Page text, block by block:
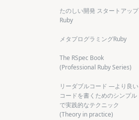
たのしい開発 スタートアップ
Ruby
メタプログラミングRuby
The RSpec Book
(Professional Ruby Series)
リーダブルコード ―より良い
コードを書くためのシンプル
で実践的なテクニック
(Theory in practice)